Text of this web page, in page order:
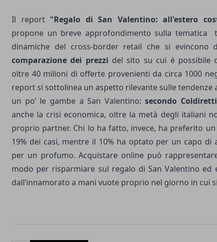
Il report "Regalo di San Valentino: all'estero
propone un breve approfondimento sulla tematica
dinamiche del cross-border retail che si evincono
comparazione dei prezzi del sito su cui è possibile
oltre 40 milioni di offerte provenienti da circa 1000
report si sottolinea un aspetto rilevante sulle tendenze
un po’ le gambe a San Valentino: secondo
anche la crisi economica, oltre la metà degli italiani
proprio partner. Chi lo ha fatto, invece, ha preferito
19% dei casi, mentre il 10% ha optato per un capo di
per un profumo. Acquistare online può
modo per risparmiare sul regalo di San Valentino ed
dall’innamorato a mani vuote proprio nel giorno in cui